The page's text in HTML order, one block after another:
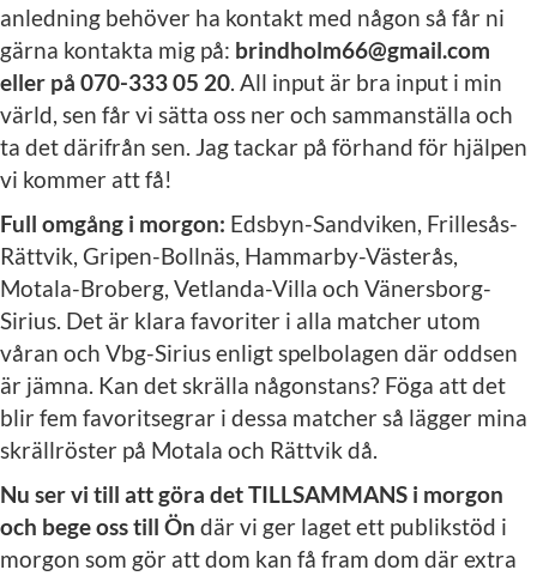
anledning behöver ha kontakt med någon så får ni
gärna kontakta mig på: brindholm66@gmail.com
eller på 070-333 05 20. All input är bra input i min
värld, sen får vi sätta oss ner och sammanställa och
ta det därifrån sen. Jag tackar på förhand för hjälpen
vi kommer att få!
Full omgång i morgon: Edsbyn-Sandviken, Frillesås-
Rättvik, Gripen-Bollnäs, Hammarby-Västerås,
Motala-Broberg, Vetlanda-Villa och Vänersborg-
Sirius. Det är klara favoriter i alla matcher utom
våran och Vbg-Sirius enligt spelbolagen där oddsen
är jämna. Kan det skrälla någonstans? Föga att det
blir fem favoritsegrar i dessa matcher så lägger mina
skrällröster på Motala och Rättvik då.
Nu ser vi till att göra det TILLSAMMANS i morgon
och bege oss till Ön där vi ger laget ett publikstöd i
morgon som gör att dom kan få fram dom där extra